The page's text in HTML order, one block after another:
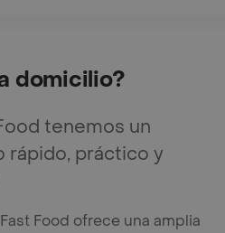
domicilio?
tenemos un
rápido, práctico y
Food ofrece una amplia